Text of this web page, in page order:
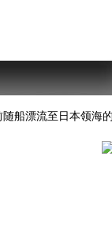
漂流至日本领海